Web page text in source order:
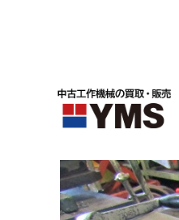
油圧バイス